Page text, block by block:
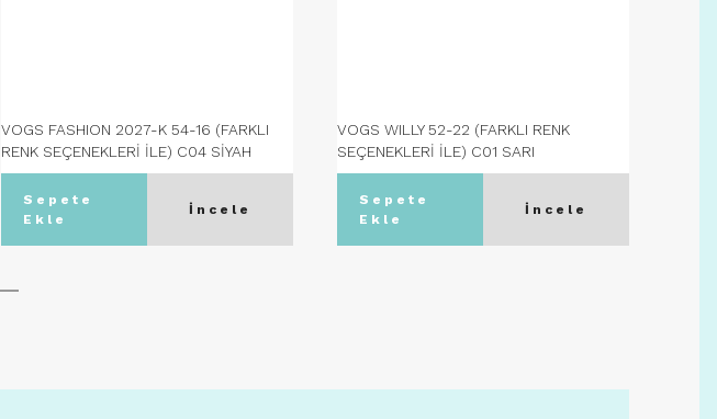
VOGS FASHION 2027-K 54-16 (FARKLI
RENK SEÇENEKLERİ İLE) C04 SİYAH
Sepete
Ekle
İncele
VOGS WILLY 52-22 (FARKLI RENK
SEÇENEKLERİ İLE) C01 SARI
Sepete
Ekle
İncele